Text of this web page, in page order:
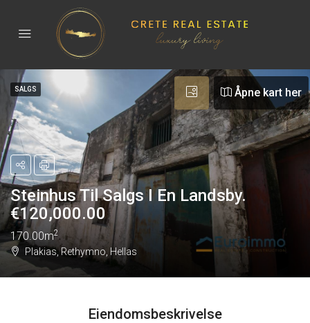
Åpne kart her
SALGS
Steinhus Til Salgs I En Landsby.
€120,000.00
170.00m2
Plakias, Rethymno, Hellas
Eiendomsbeskrivelse